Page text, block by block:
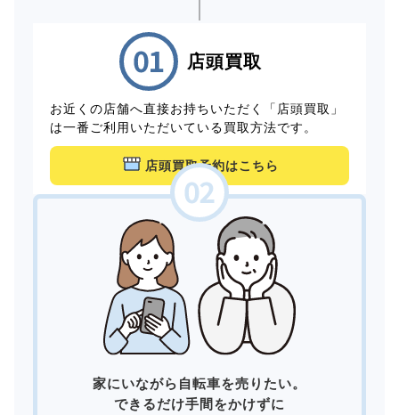
店頭買取
お近くの店舗へ直接お持ちいただく「店頭買取」
は一番ご利用いただいている買取方法です。
店頭買取予約はこちら
家にいながら自転車を売りたい。
できるだけ手間をかけずに